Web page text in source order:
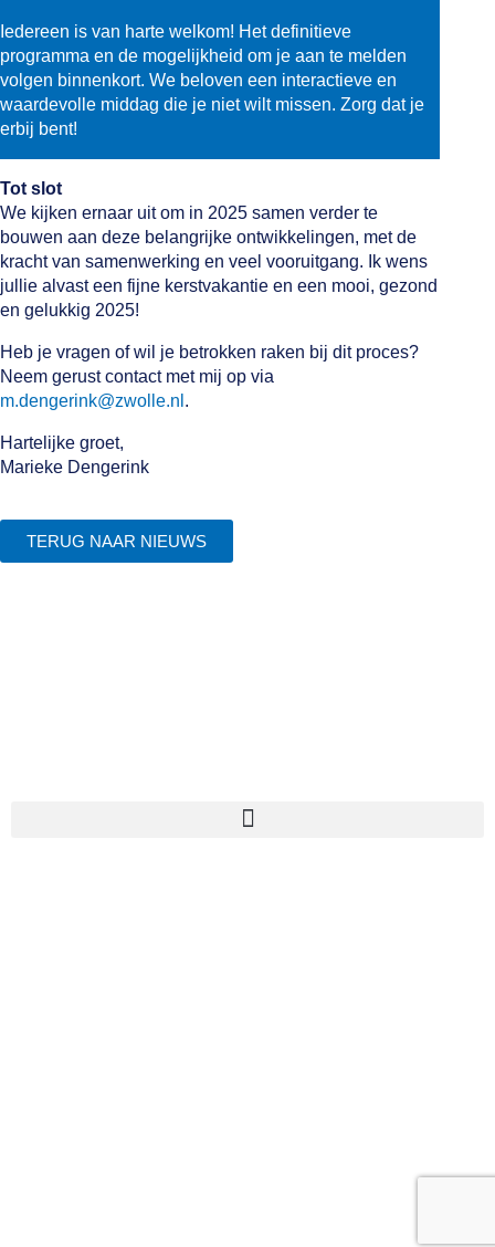
Iedereen is van harte welkom! Het definitieve
programma en de mogelijkheid om je aan te melden
volgen binnenkort. We beloven een interactieve en
waardevolle middag die je niet wilt missen. Zorg dat je
erbij bent!
Tot slot
We kijken ernaar uit om in 2025 samen verder te
bouwen aan deze belangrijke ontwikkelingen, met de
kracht van samenwerking en veel vooruitgang. Ik wens
jullie alvast een fijne kerstvakantie en een mooi, gezond
en gelukkig 2025!
Heb je vragen of wil je betrokken raken bij dit proces?
Neem gerust contact met mij op via
m.dengerink@zwolle.nl .
Hartelijke groet,
Marieke Dengerink
TERUG NAAR NIEUWS